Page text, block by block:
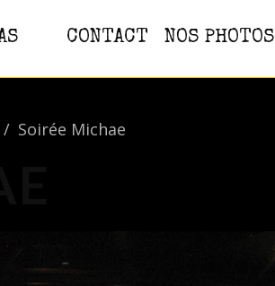
CONTACT NOS PHOTOS
Soirée Michae